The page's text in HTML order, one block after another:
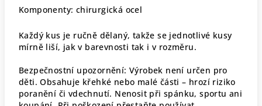
Komponenty: chirurgická ocel
Každý kus je ručně dělaný, takže se jednotlivé kusy
mírně liší, jak v barevnosti tak i v rozměru.
Bezpečnostní upozornění: Výrobek není určen pro
děti. Obsahuje křehké nebo malé části – hrozí riziko
poranění či vdechnutí. Nenosit při spánku, sportu ani